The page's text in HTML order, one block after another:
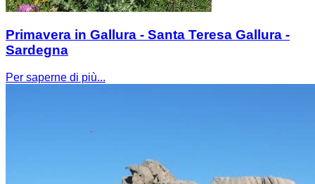
Primavera in Gallura - Santa Teresa Gallura -
Sardegna
Per saperne di più...